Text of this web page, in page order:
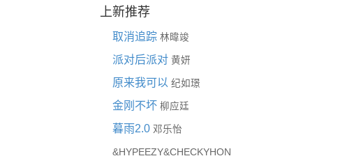
上新推荐
取消追踪 林暐竣
派对后派对 黄妍
原来我可以 纪如璟
金刚不坏 柳应廷
暮雨2.0 邓乐怡
&HYPEEZY&CHECKYHON